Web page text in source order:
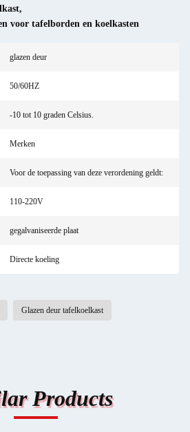
,
voor tafelborden en koelkasten
glazen deur
50/60HZ
-10 tot 10 graden Celsius.
Merken
Voor de toepassing van deze verordening geldt:
110-220V
gegalvaniseerde plaat
Directe koeling
Glazen deur tafelkoelkast
Products